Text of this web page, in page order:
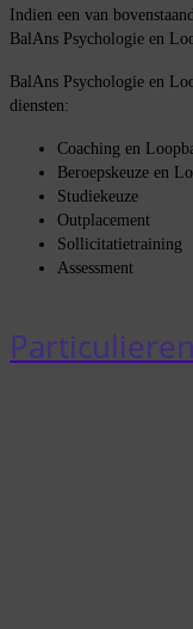
Indien een van
BalAns Psychologie en
BalAns Psychologie en
diensten:
Coaching en
Beroepskeuze en
Studiekeuze
Outplacement
Sollicitatietraining
Assessment
Particulieren